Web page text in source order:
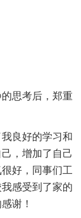
思考后，郑重
良好的学习和
，增加了自己
好，同事们工
感受到了家的
谢！